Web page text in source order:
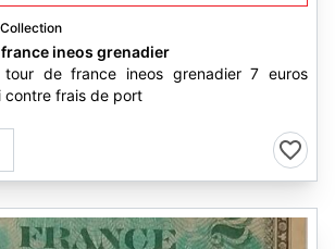
Collection
ineos grenadier
de france ineos grenadier 7 euros
contre frais de port